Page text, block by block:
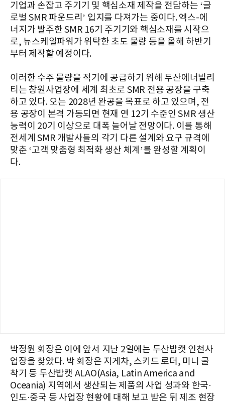
기업과 손잡고 주기기 및 핵심소재 제작을 전담하는 ‘글
로벌 SMR 파운드리’ 입지를 다져가는 중이다. 엑스-에
너지가 발주한 SMR 16기 주기기와 핵심소재를 시작으
로, 뉴스케일파워가 위탁한 초도 물량 등을 올해 하반기
부터 제작할 예정이다.
이러한 수주 물량을 적기에 공급하기 위해 두산에너빌리
티는 창원사업장에 세계 최초로 SMR 전용 공장을 구축
하고 있다. 오는 2028년 완공을 목표로 하고 있으며, 전
용 공장이 본격 가동되면 현재 연 12기 수준인 SMR 생산
능력이 20기 이상으로 대폭 늘어날 전망이다. 이를 통해
전세계 SMR 개발사들의 각기 다른 설계와 요구 규격에
맞춘 ‘고객 맞춤형 최적화 생산 체계’를 완성할 계획이
다.
박정원 회장은 이에 앞서 지난 2일에는 두산밥캣 인천사
업장을 찾았다. 박 회장은 지게차, 스키드 로더, 미니 굴
착기 등 두산밥캣 ALAO(Asia, Latin America and
Oceania) 지역에서 생산되는 제품의 사업 성과와 한국·
인도·중국 등 사업장 현황에 대해 보고 받은 뒤 제조 현장